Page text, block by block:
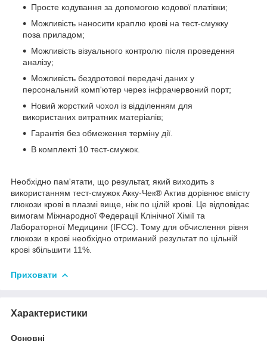
Просте кодування за допомогою кодової платівки;
Можливість наносити краплю крові на тест-смужку
поза приладом;
Можливість візуального контролю після проведення
аналізу;
Можливість бездротової передачі даних у
персональний комп'ютер через інфрачервоний порт;
Новий жорсткий чохол із відділенням для
використаних витратних матеріалів;
Гарантія без обмеження терміну дії.
В комплекті 10 тест-смужок.
Необхідно пам'ятати, що результат, який виходить з
використанням тест-смужок Акку-Чек® Актив дорівнює вмісту
глюкози крові в плазмі вище, ніж по цілій крові. Це відповідає
вимогам Міжнародної Федерації Клінічної Хімії та
Лабораторної Медицини (IFCC). Тому для обчислення рівня
глюкози в крові необхідно отриманий результат по цільній
крові збільшити 11%.
Приховати
Характеристики
Основні